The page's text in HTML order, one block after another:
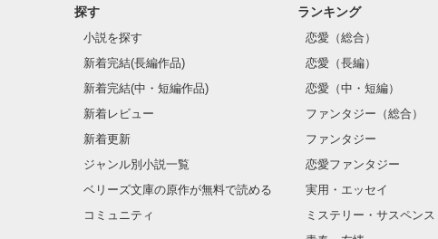
探す
小説を探す
新着完結(長編作品)
新着完結(中・短編作品)
新着レビュー
新着更新
ジャンル別小説一覧
ベリーズ文庫の原作が無料で読める
コミュニティ
ランキング
恋愛（総合）
恋愛（長編）
恋愛（中・短編）
ファンタジー（総合）
ファンタジー
恋愛ファンタジー
実用・エッセイ
ミステリー・サスペンス